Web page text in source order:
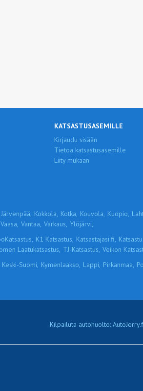
KATSASTUSASEMILLE
Kirjaudu sisään
Tietoa katsastusasemille
Liity mukaan
Järvenpää, Kokkola, Kotka, Kouvola, Kuopio,
Vaasa, Vantaa, Varkaus, Ylöjärvi,
K1 Katsastus, Katsastajasi.fi,
Laatukatsastus, TJ-Katsastus, Veikon
Keski-Suomi, Kymenlaakso, Lappi, Pirkanmaa,
Kilpailuta autohuolto: